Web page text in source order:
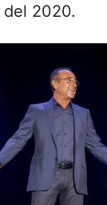
del 2020.